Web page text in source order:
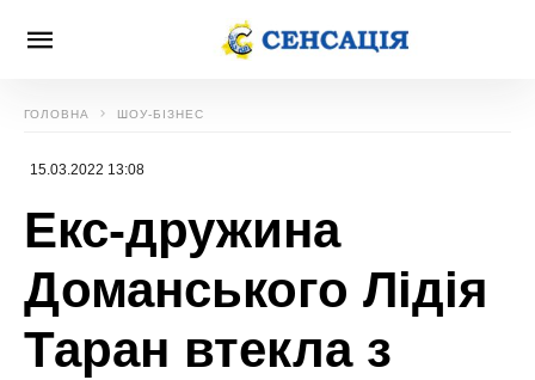
ГОЛОВНА ШОУ-БІЗНЕС
15.03.2022 13:08
Екс-дружина
Доманського Лідія
Таран втекла з